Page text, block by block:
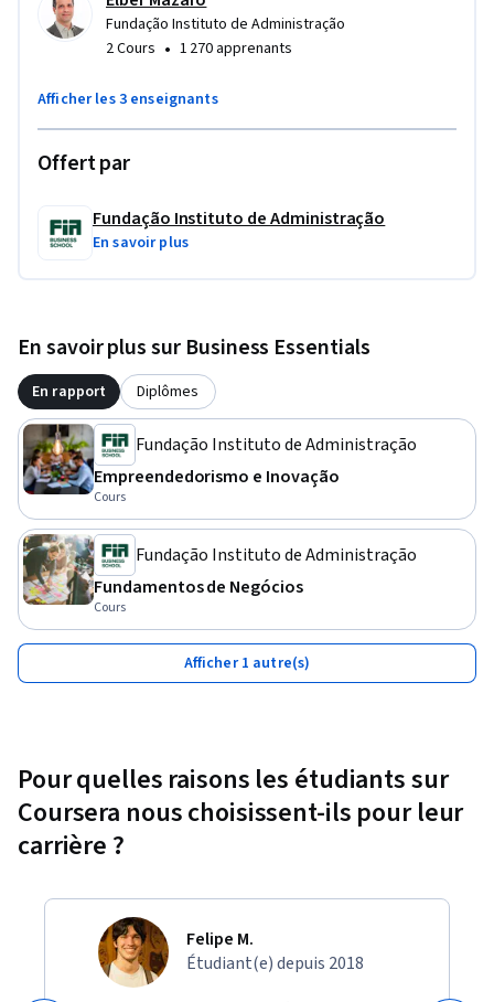
Fundação Instituto de Administração
2 Cours • 1 270 apprenants
Afficher les 3 enseignants
Offert par
Fundação Instituto de Administração
En savoir plus
En savoir plus sur Business Essentials
En rapport Diplômes
Fundação Instituto de Administração
Empreendedorismo e Inovação
Cours
Fundação Instituto de Administração
Fundamentos de Negócios
Cours
Afficher 1 autre(s)
Pour quelles raisons les étudiants sur
Coursera nous choisissent-ils pour leur
carrière ?
Felipe M.
Étudiant(e) depuis 2018